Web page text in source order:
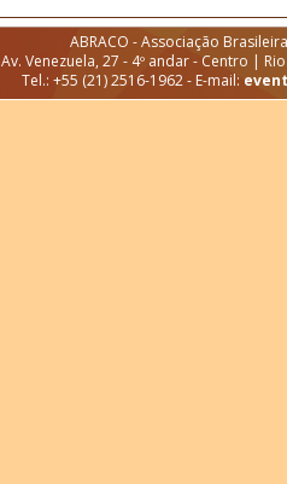
ABRACO - Associação
Av. Venezuela, 27 - 4º andar - Centro |
Tel.: +55 (21) 2516-1962 - E-mail: